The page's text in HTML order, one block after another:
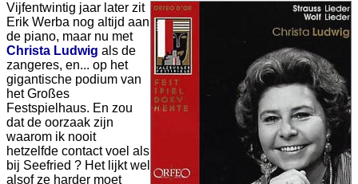
Vijfentwintig jaar later zit
Erik Werba nog altijd aan
de piano, maar nu met
Christa Ludwig als de
zangeres, en... op het
gigantische podium van
het Großes
Festspielhaus. En zou
dat de oorzaak zijn
waarom ik nooit
hetzelfde contact voel als
bij Seefried ? Het lijkt wel
alsof ze harder moet